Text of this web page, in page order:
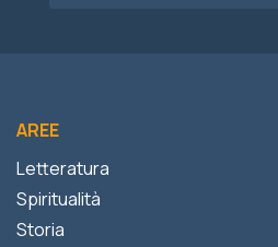
AREE
Letteratura
Spiritualità
Storia